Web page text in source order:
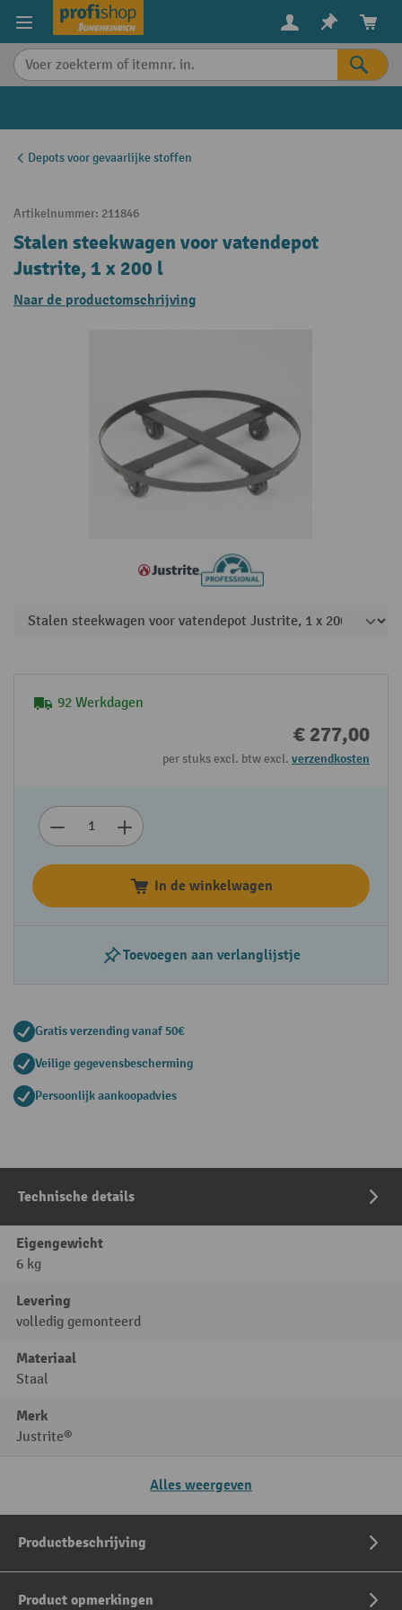
content
Depots voor gevaarlijke stoffen
Artikelnummer: 211846
Stalen steekwagen voor vatendepot
Justrite, 1 x 200 l
Naar de productomschrijving
92 Werkdagen
€ 277,00
per stuks excl. btw excl. verzendkosten
In de winkelwagen
Toevoegen aan verlanglijstje
Gratis verzending vanaf 50€
Veilige gegevensbescherming
Persoonlijk aankoopadvies
Technische details
Eigengewicht
6 kg
Levering
volledig gemonteerd
Materiaal
Staal
Merk
Justrite®
Alles weergeven
Productbeschrijving
Product opmerkingen